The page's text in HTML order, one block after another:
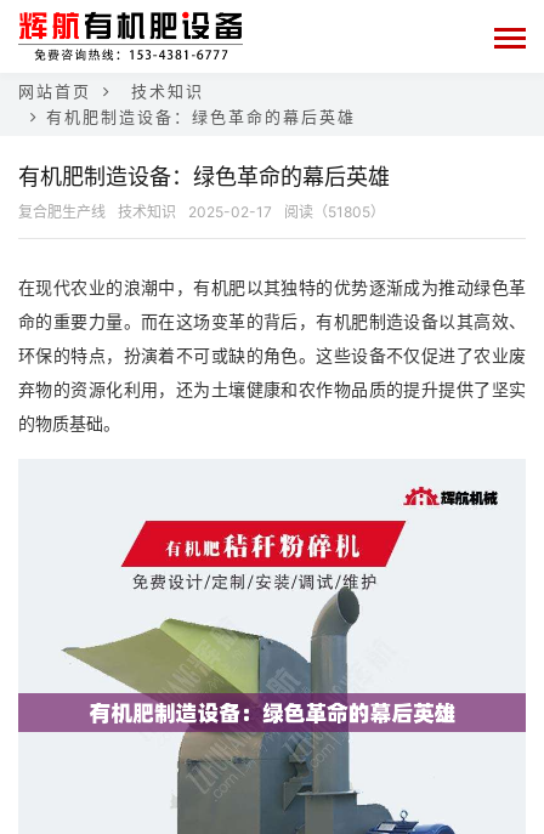
网站首页
技术知识
有机肥制造设备：绿色革命的幕后英雄
有机肥制造设备：绿色革命的幕后英雄
复合肥生产线 技术知识 2025-02-17 阅读（51805）
在现代农业的浪潮中，有机肥以其独特的优势逐渐成为推动绿色革
命的重要力量。而在这场变革的背后，有机肥制造设备以其高效、
环保的特点，扮演着不可或缺的角色。这些设备不仅促进了农业废
弃物的资源化利用，还为土壤健康和农作物品质的提升提供了坚实
的物质基础。